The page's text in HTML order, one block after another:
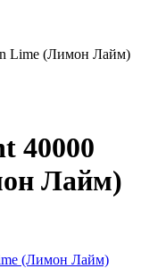
Limе (Лимон Лайм)
40000
Лайм)